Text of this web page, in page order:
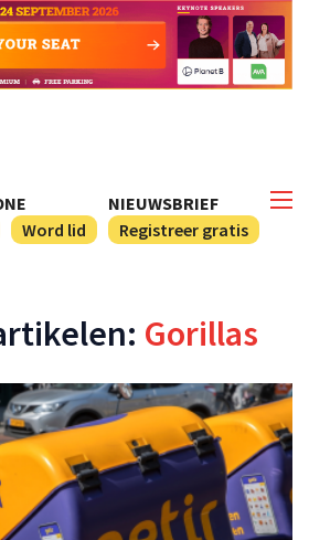
NIEUWSBRIEF
Registreer gratis
Word lid
Gorillas